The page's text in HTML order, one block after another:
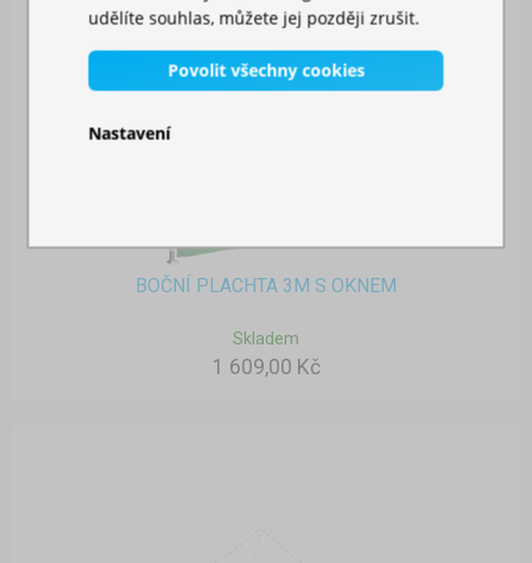
BOČNÍ PLACHTA 3M S OKNEM
Skladem
1 609,00 Kč
udělíte souhlas, můžete jej později zrušit.
Povolit všechny cookies
Nastavení